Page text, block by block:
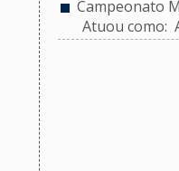
Campeonato
Atuou como: